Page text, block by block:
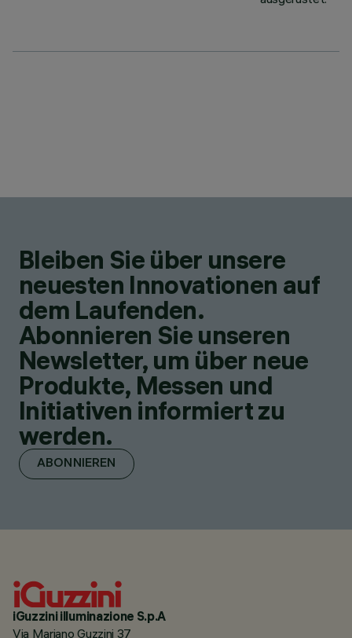
Bleiben Sie über unsere
neuesten Innovationen auf
dem Laufenden.
Abonnieren Sie unseren
Newsletter, um über neue
Produkte, Messen und
Initiativen informiert zu
werden.
ABONNIEREN
iGuzzini illuminazione S.p.A
Via Mariano Guzzini 37